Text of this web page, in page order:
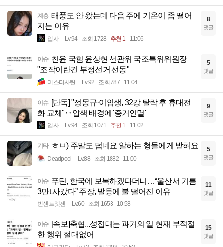
계층 태풍도 안 왔는데 다음 주에 기온이 좀 떨어
지는 이유
입사 Lv.94 조회 1728 추천 1 11:06
8
댓글
이슈 친윤 국힘 윤상현 선관위 국조특위위원장
"조작이란건 부정선거 선동"
미스터사탄 Lv.92 조회 787 11:04
5
댓글
이슈
[단독] "정몽규·이임생, 32강 탈락 후 휴대전
화 교체"‥압색 배경에 '증거인멸'
입사 Lv.94 조회 1071 추천 1 11:02
9
댓글
기타 ㅎㅂ) 주말도 덥네요 알하는 형들에게 받혀요
Deadpool Lv.88 조회 1882 11:00
5
댓글
이슈 푸틴, 한국에 보복하겠다더니…“울산서 기름
3만t 사갔다” 주장, 발등에 불 떨어진 이유
빈센트멧젠 Lv.60 조회 1653 10:58
11
댓글
이슈
[속보]축협...성접대는 과거의 일 현재 부적절
한 행위 절대없어
15
댓글